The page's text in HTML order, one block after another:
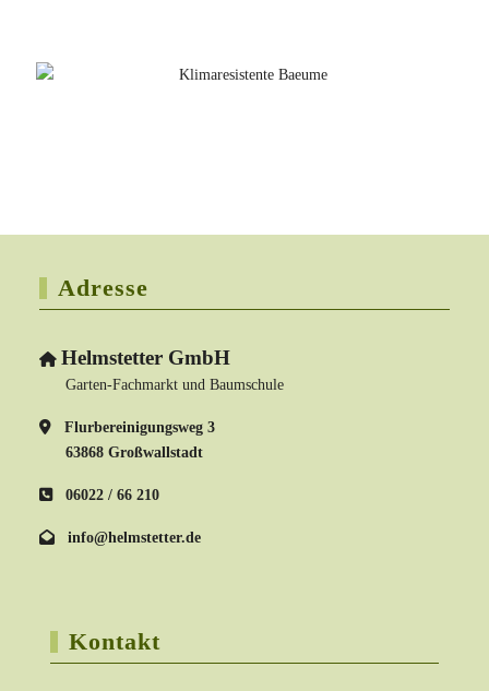
Adresse
Helmstetter GmbH
Garten-Fachmarkt und Baumschule
Flurbereinigungsweg 3
63868 Großwallstadt
06022 / 66 210
info@helmstetter.de
Kontakt